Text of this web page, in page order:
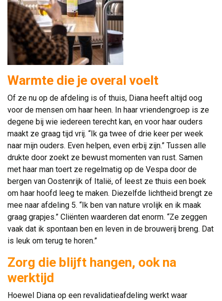
Warmte die je overal voelt
Of ze nu op de afdeling is of thuis, Diana heeft altijd oog
voor de mensen om haar heen. In haar vriendengroep is ze
degene bij wie iedereen terecht kan, en voor haar ouders
maakt ze graag tijd vrij. “Ik ga twee of drie keer per week
naar mijn ouders. Even helpen, even erbij zijn.” Tussen alle
drukte door zoekt ze bewust momenten van rust. Samen
met haar man toert ze regelmatig op de Vespa door de
bergen van Oostenrijk of Italië, of leest ze thuis een boek
om haar hoofd leeg te maken. Diezelfde lichtheid brengt ze
mee naar afdeling 5. “Ik ben van nature vrolijk en ik maak
graag grapjes.” Cliënten waarderen dat enorm. “Ze zeggen
vaak dat ik spontaan ben en leven in de brouwerij breng. Dat
is leuk om terug te horen.”
Zorg die blijft hangen, ook na
werktijd
Hoewel Diana op een revalidatieafdeling werkt waar